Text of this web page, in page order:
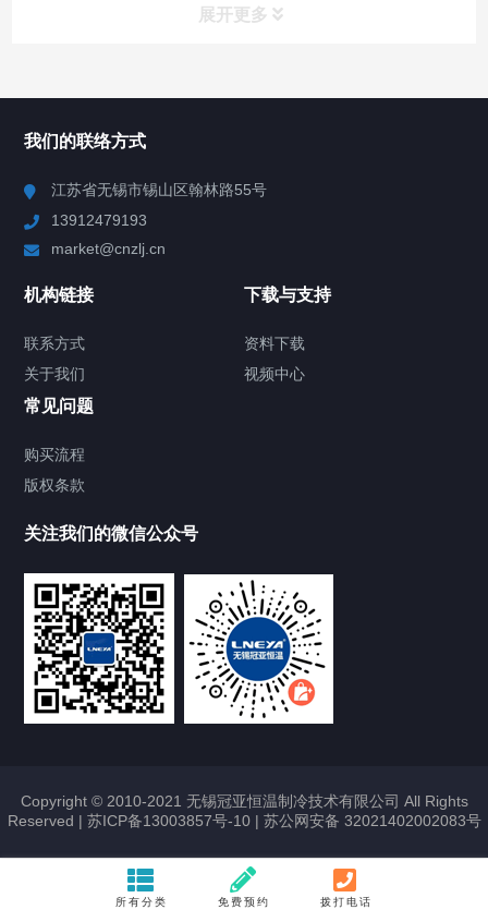
展开更多
Chiller高精度制冷循环器
TCU温度控制单元
Chiller气体控温系统
Chamber试验箱
FREEZER低温箱
VOCs冷凝回收装置
我们的联络方式
江苏省无锡市锡山区翰林路55号
13912479193
market@cnzlj.cn
机构链接
联系方式
关于我们
下载与支持
资料下载
视频中心
常见问题
购买流程
版权条款
关注我们的微信公众号
Copyright © 2010-2021 无锡冠亚恒温制冷技术有限公司 All Rights
Reserved | 苏ICP备13003857号-10| 苏公网安备 32021402002083号
所有分类 免费预约 拨打电话